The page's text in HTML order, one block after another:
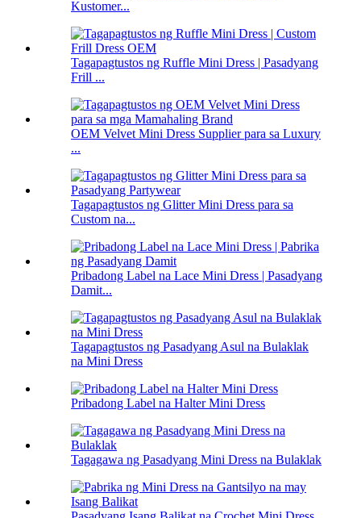
Kustomer...
Tagapagtustos ng Ruffle Mini Dress | Pasadyang
Frill ...
OEM Velvet Mini Dress Supplier para sa Luxury
...
Tagapagtustos ng Glitter Mini Dress para sa
Custom na...
Pribadong Label na Lace Mini Dress | Pasadyang
Damit...
Tagapagtustos ng Pasadyang Asul na Bulaklak
na Mini Dress
Pribadong Label na Halter Mini Dress
Tagagawa ng Pasadyang Mini Dress na Bulaklak